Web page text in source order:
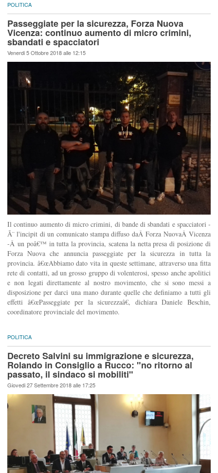
POLITICA
Passeggiate per la sicurezza, Forza Nuova
Vicenza: continuo aumento di micro crimini,
sbandati e spacciatori
Venerdi 5 Ottobre 2018 alle 12:15
Il continuo aumento di micro crimini, di bande di sbandati e spacciatori -
Ã¨ l'incipit di un comunicato stampa diffuso daÂ Forza NuovaÂ Vicenza
-Â un poâ€™ in tutta la provincia, scatena la netta presa di posizione di
Forza Nuova che annuncia passeggiate per la sicurezza in tutta la
provincia. â€œAbbiamo dato vita in queste settimane, attraverso una fitta
rete di contatti, ad un grosso gruppo di volenterosi, spesso anche apolitici
e non legati direttamente al nostro movimento, che si sono messi a
disposizione per darci una mano durante quelle che definiamo a tutti gli
effetti â€œPasseggiate per la sicurezzaâ€, dichiara Daniele Beschin,
coordinatore provinciale del movimento.
POLITICA
Decreto Salvini su immigrazione e sicurezza,
Rolando in Consiglio a Rucco: "no ritorno al
passato, il sindaco si mobiliti"
Giovedi 27 Settembre 2018 alle 17:25